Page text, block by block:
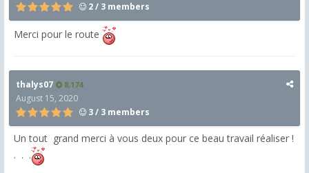
2 / 3 members
Merci pour le route
thalys07 8,174
August 15, 2020
3 / 3 members
Un tout grand merci à vous deux pour ce beau travail réaliser !
. . .